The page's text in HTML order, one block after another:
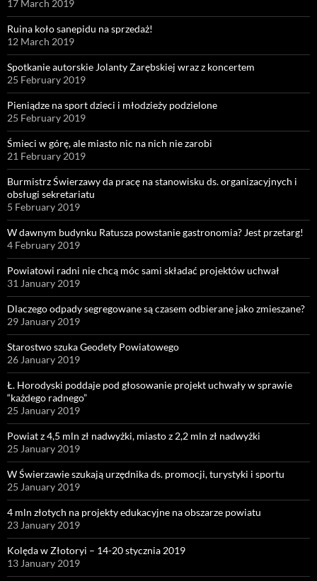
17 March 2019
Ruina koło sanepidu na sprzedaż!
12 March 2019
Spotkanie autorskie Jolanty Zarębskiej wraz z koncertem
25 February 2019
Pieniądze na sport dzieci i młodzieży podzielone
25 February 2019
Śmieci w górę, ale miasto nic na nich nie zarobi
21 February 2019
Burmistrz Świerzawy da pracę na stanowisku ds. organizacyjnych i
obsługi sekretariatu
5 February 2019
W dawnym budynku Ratusza powstanie gastronomia? Jest przetarg!
4 February 2019
Powiatowi radni nie chcą móc sami składać projektów uchwał
31 January 2019
Dlaczego odpady segregowane są czasem odbierane jako zmieszane?
29 January 2019
Starostwo szuka Geodety Powiatowego
26 January 2019
Ł. Horodyski poddaje pod głosowanie projekt uchwały w sprawie
“każdego radnego”
25 January 2019
Powiat z 4,5 mln zł nadwyżki, miasto z 2,2 mln zł nadwyżki
25 January 2019
W Świerzawie szukają urzędnika ds. promocji, turystyki i sportu
25 January 2019
4 mln złotych na projekty edukacyjne na obszarze powiatu
23 January 2019
Kolęda w Złotoryi – 14-20 stycznia 2019
13 January 2019